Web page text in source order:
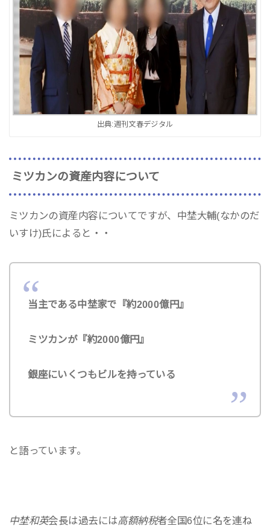
出典:週刊文春デジタル
ミツカンの資産内容について
ミツカンの資産内容についてですが、中埜大輔(なかのだ
いすけ)氏によると・・
当主である中埜家で『約2000億円』
ミツカンが『約2000億円』
銀座にいくつもビルを持っている
と語っています。
中埜和英会長は過去には高額納税者全国6位に名を連ね